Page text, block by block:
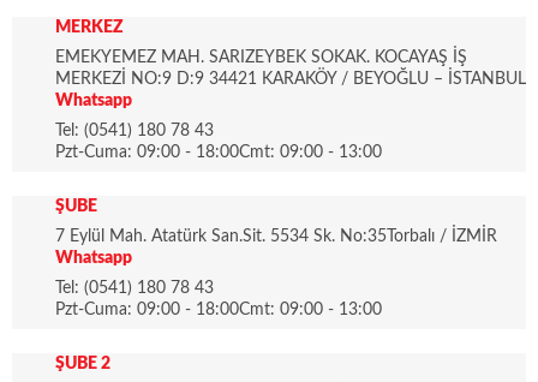
MERKEZ
EMEKYEMEZ MAH. SARIZEYBEK SOKAK. KOCAYAŞ İŞ
MERKEZİ NO:9 D:9 34421 KARAKÖY / BEYOĞLU – İSTANBUL
Whatsapp
Tel: (0541) 180 78 43
Pzt-Cuma: 09:00 - 18:00Cmt: 09:00 - 13:00
ŞUBE
7 Eylül Mah. Atatürk San.Sit. 5534 Sk. No:35Torbalı / İZMİR
Whatsapp
Tel: (0541) 180 78 43
Pzt-Cuma: 09:00 - 18:00Cmt: 09:00 - 13:00
ŞUBE 2